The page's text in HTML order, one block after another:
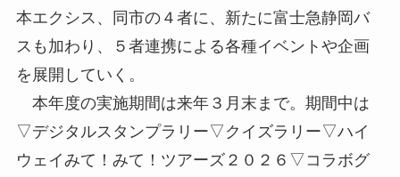
本エクシス、同市の４者に、新たに富士急静岡バ
スも加わり、５者連携による各種イベントや企画
を展開していく。
本年度の実施期間は来年３月末まで。期間中は
▽デジタルスタンプラリー▽クイズラリー▽ハイ
ウェイみて！みて！ツアーズ２０２６▽コラボグ